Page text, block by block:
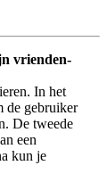
vrienden-
In het
de gebruiker
De tweede
een
kun je